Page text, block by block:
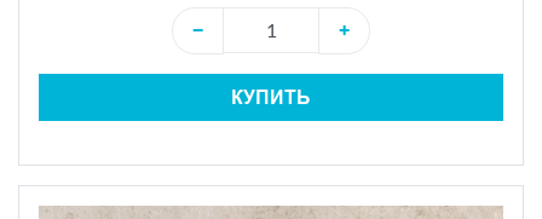
−
+
КУПИТЬ